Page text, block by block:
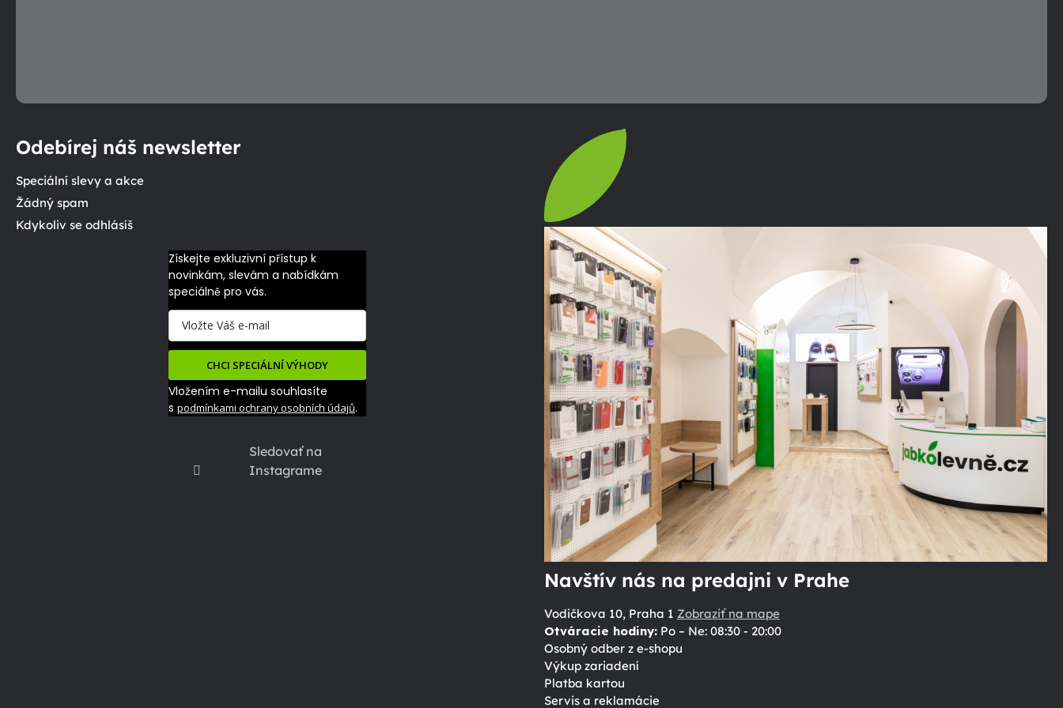
Sledovať na
Instagrame
Odebírej náš newsletter
Speciální slevy a akce
Žádný spam
Kdykoliv se odhlásíš
Získejte exkluzivní přístup k
novinkám, slevám a nabídkám
speciálně pro vás.
CHCI SPECIÁLNÍ VÝHODY
Vložením e-mailu souhlasíte
s podmínkami ochrany osobních údajů.
Navštív nás na predajni v Prahe
Vodičkova 10, Praha 1 Zobraziť na mape
Otváracie hodiny:Po – Ne: 08:30 - 20:00
Osobný odber z e-shopu
Výkup zariadení
Platba kartou
Servis a reklamácie